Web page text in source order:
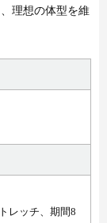
理想の体型を維
レッチ、期間8